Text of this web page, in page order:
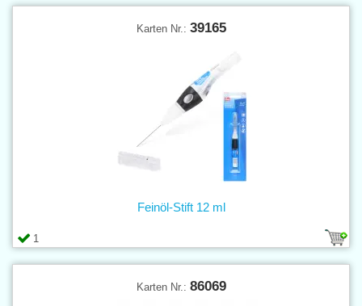
Karten Nr.: 39165
1
Feinöl-Stift 12 ml
Karten Nr.: 86069